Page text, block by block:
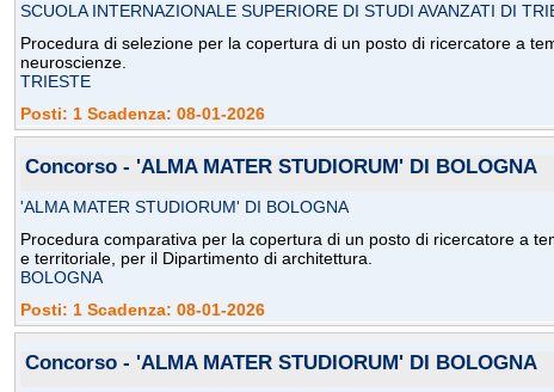
SCUOLA INTERNAZIONALE SUPERIORE DI STUDI AVANZATI DI
Procedura di selezione per la copertura di un posto di ricercatore a
neuroscienze.
TRIESTE
Posti: 1 Scadenza: 08-01-2026
Concorso - 'ALMA MATER STUDIORUM' DI BOLOGNA
'ALMA MATER STUDIORUM' DI BOLOGNA
Procedura comparativa per la copertura di un posto di ricercatore a
e territoriale, per il Dipartimento di architettura.
BOLOGNA
Posti: 1 Scadenza: 08-01-2026
Concorso - 'ALMA MATER STUDIORUM' DI BOLOGNA